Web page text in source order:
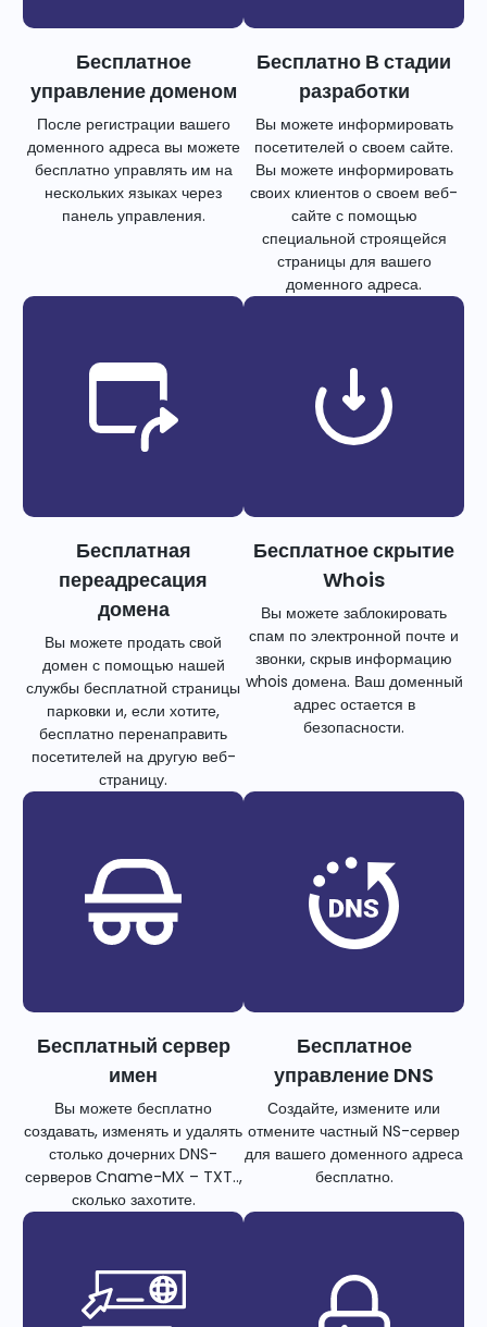
Бесплатное
управление доменом
После регистрации вашего
доменного адреса вы можете
бесплатно управлять им на
нескольких языках через
панель управления.
Бесплатно В стадии
разработки
Вы можете информировать
посетителей о своем сайте.
Вы можете информировать
своих клиентов о своем веб-
сайте с помощью
специальной строящейся
страницы для вашего
доменного адреса.
Бесплатная
переадресация
домена
Вы можете продать свой
домен с помощью нашей
службы бесплатной страницы
парковки и, если хотите,
бесплатно перенаправить
посетителей на другую веб-
страницу.
Бесплатное скрытие
Whois
Вы можете заблокировать
спам по электронной почте и
звонки, скрыв информацию
whois домена. Ваш доменный
адрес остается в
безопасности.
Бесплатный сервер
имен
Вы можете бесплатно
создавать, изменять и удалять
столько дочерних DNS-
серверов Cname-MX – TXT..,
сколько захотите.
Бесплатное
управление DNS
Создайте, измените или
отмените частный NS-сервер
для вашего доменного адреса
бесплатно.